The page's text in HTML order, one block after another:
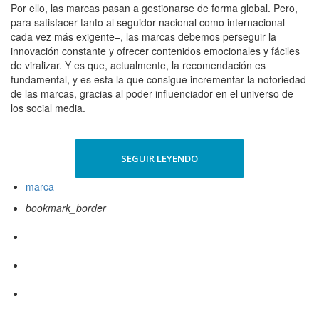
Por ello, las marcas pasan a gestionarse de forma global. Pero,
para satisfacer tanto al seguidor nacional como internacional –
cada vez más exigente–, las marcas debemos perseguir la
innovación constante y ofrecer contenidos emocionales y fáciles
de viralizar. Y es que, actualmente, la recomendación es
fundamental, y es esta la que consigue incrementar la notoriedad
de las marcas, gracias al poder influenciador en el universo de
los social media.
SEGUIR LEYENDO
marca
bookmark_border